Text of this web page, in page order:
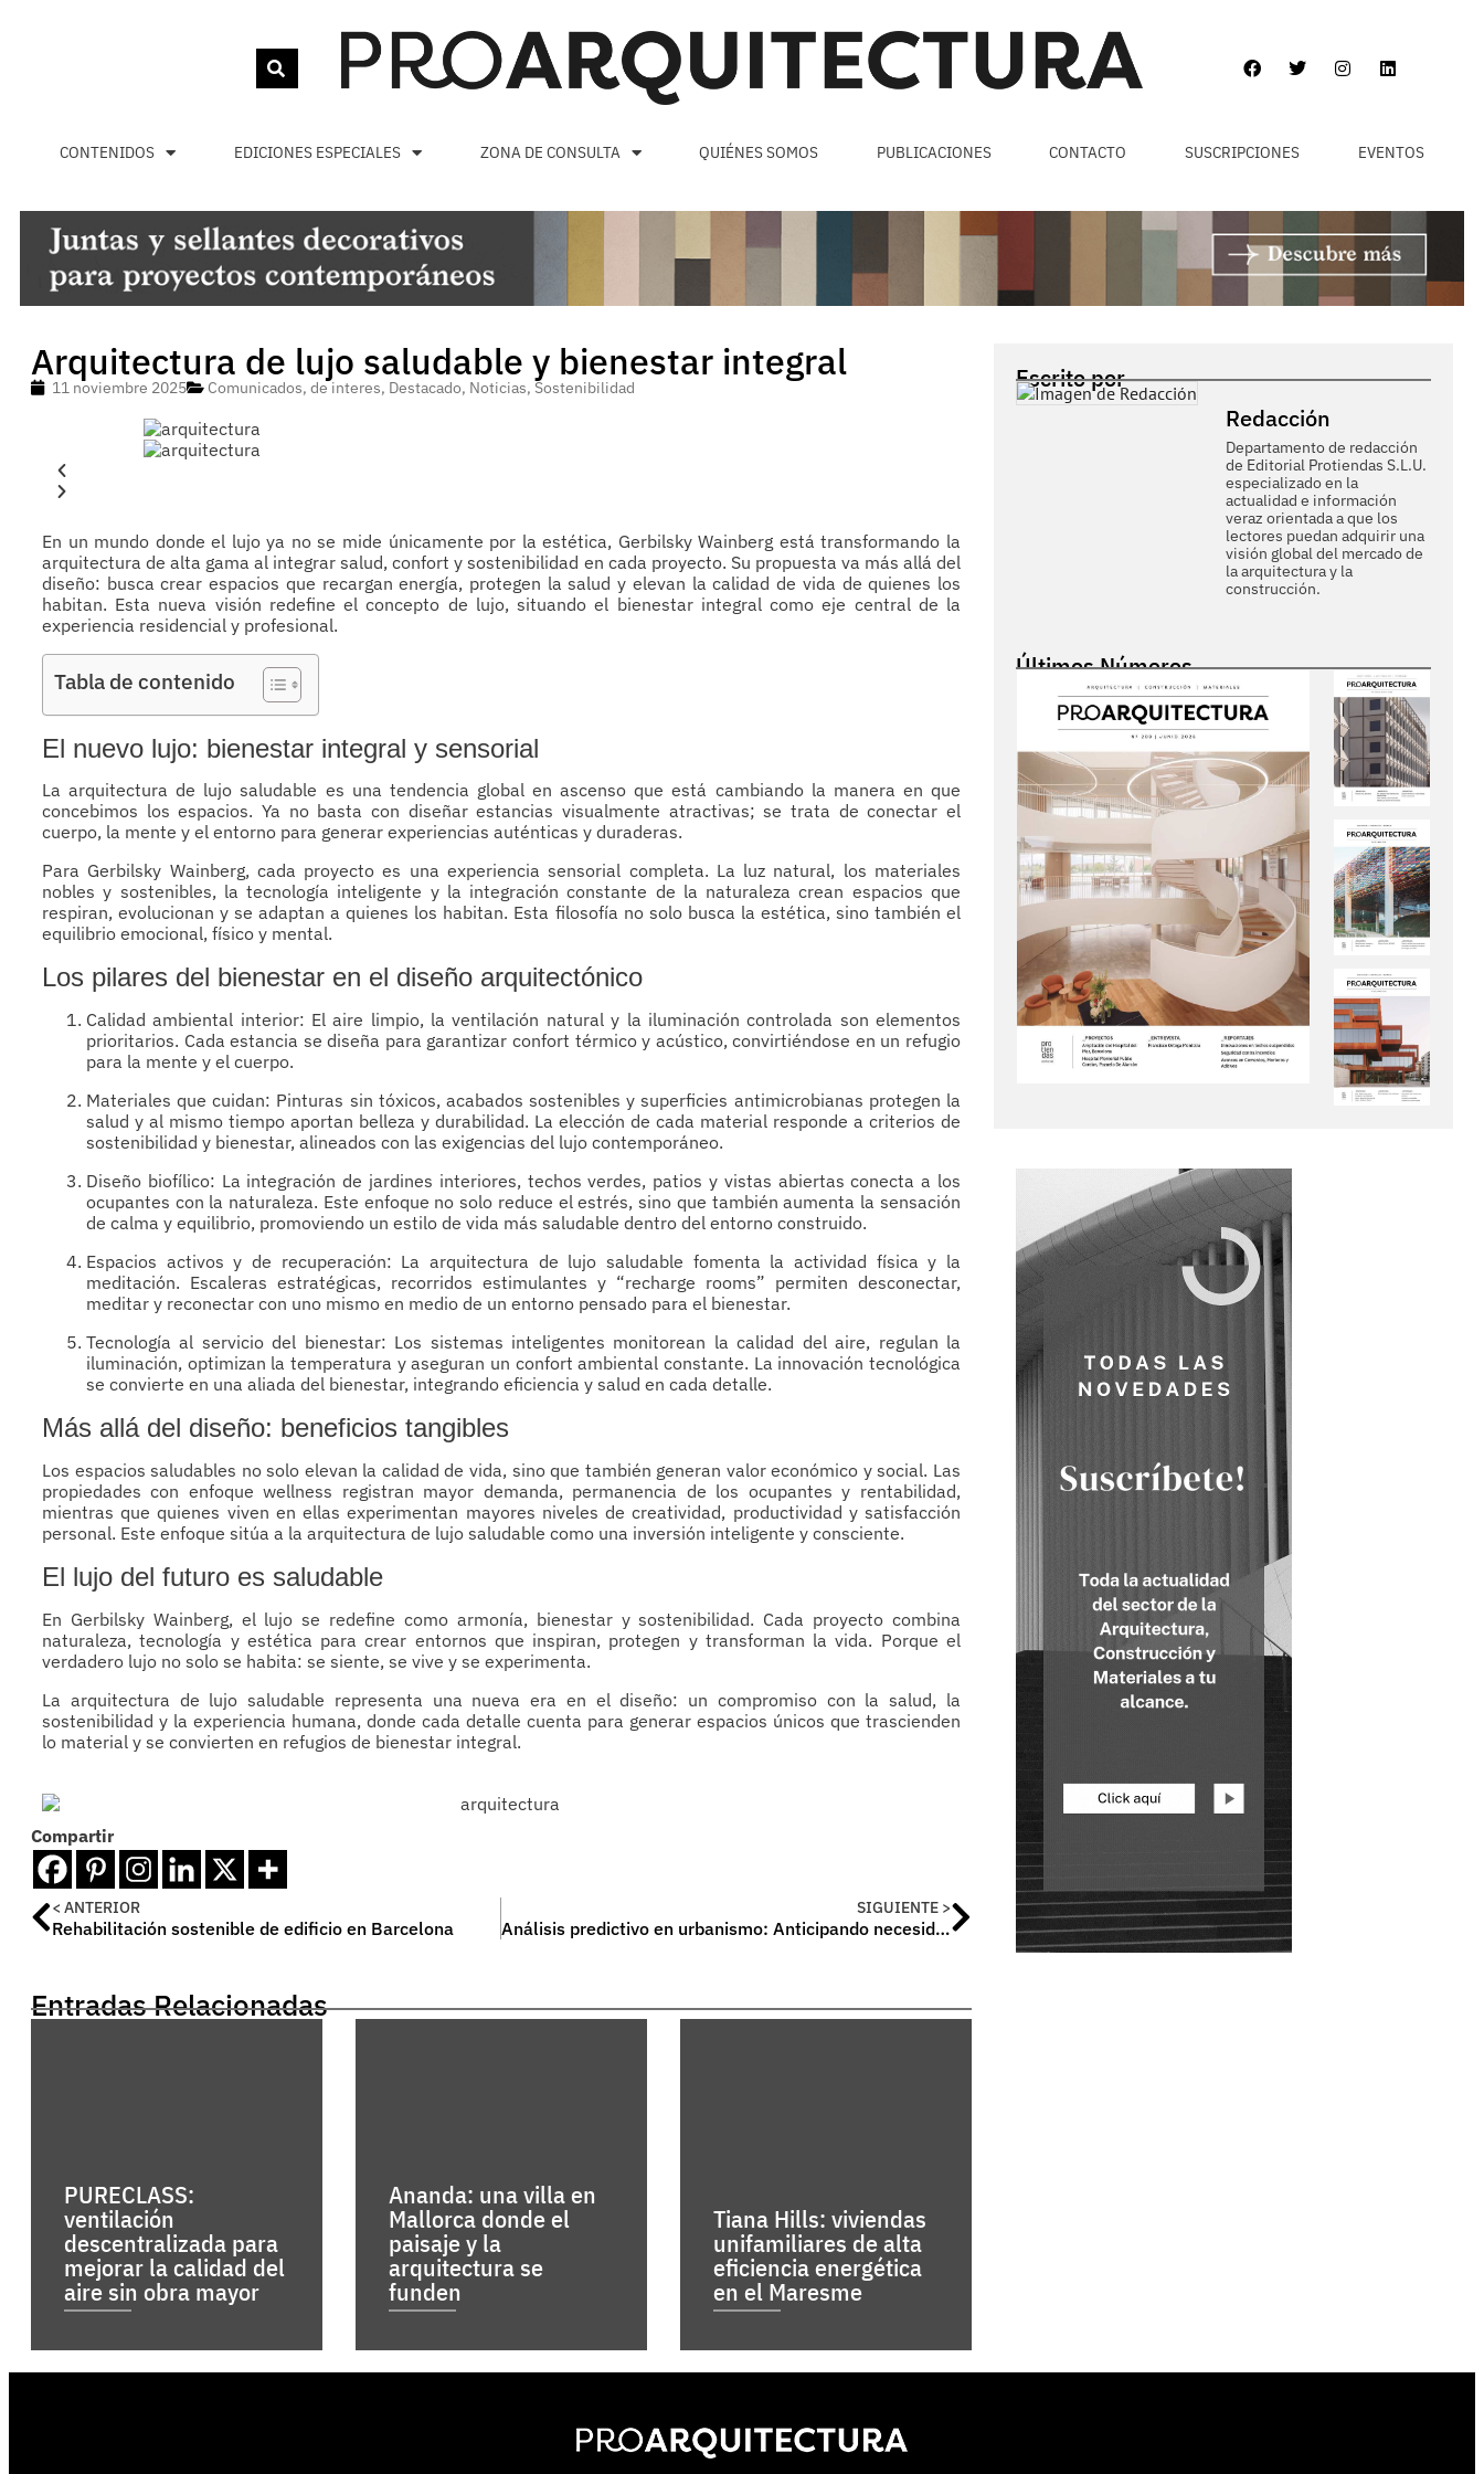
CONTENIDOS EDICIONES ESPECIALES ZONA DE CONSULTA QUIÉNES SOMOS PUBLICACIONES CONTACTO SUSCRIPCIONES EVENTOS
Arquitectura de lujo saludable y bienestar integral
11 noviembre 2025 Comunicados, de interes, Destacado, Noticias, Sostenibilidad
En un mundo donde el lujo ya no se mide únicamente por la estética, Gerbilsky Wainberg está transformando la
arquitectura de alta gama al integrar salud, confort y sostenibilidad en cada proyecto. Su propuesta va más allá del
diseño: busca crear espacios que recargan energía, protegen la salud y elevan la calidad de vida de quienes los
habitan. Esta nueva visión redefine el concepto de lujo, situando el bienestar integral como eje central de la
experiencia residencial y profesional.
Tabla de contenido
El nuevo lujo: bienestar integral y sensorial
La arquitectura de lujo saludable es una tendencia global en ascenso que está cambiando la manera en que
concebimos los espacios. Ya no basta con diseñar estancias visualmente atractivas; se trata de conectar el
cuerpo, la mente y el entorno para generar experiencias auténticas y duraderas.
Para Gerbilsky Wainberg, cada proyecto es una experiencia sensorial completa. La luz natural, los materiales
nobles y sostenibles, la tecnología inteligente y la integración constante de la naturaleza crean espacios que
respiran, evolucionan y se adaptan a quienes los habitan. Esta filosofía no solo busca la estética, sino también el
equilibrio emocional, físico y mental.
Los pilares del bienestar en el diseño arquitectónico
Calidad ambiental interior: El aire limpio, la ventilación natural y la iluminación controlada son elementos
prioritarios. Cada estancia se diseña para garantizar confort térmico y acústico, convirtiéndose en un refugio
para la mente y el cuerpo.
Materiales que cuidan: Pinturas sin tóxicos, acabados sostenibles y superficies antimicrobianas protegen la
salud y al mismo tiempo aportan belleza y durabilidad. La elección de cada material responde a criterios de
sostenibilidad y bienestar, alineados con las exigencias del lujo contemporáneo.
Diseño biofílico: La integración de jardines interiores, techos verdes, patios y vistas abiertas conecta a los
ocupantes con la naturaleza. Este enfoque no solo reduce el estrés, sino que también aumenta la sensación
de calma y equilibrio, promoviendo un estilo de vida más saludable dentro del entorno construido.
Espacios activos y de recuperación: La arquitectura de lujo saludable fomenta la actividad física y la
meditación. Escaleras estratégicas, recorridos estimulantes y “recharge rooms” permiten desconectar,
meditar y reconectar con uno mismo en medio de un entorno pensado para el bienestar.
Tecnología al servicio del bienestar: Los sistemas inteligentes monitorean la calidad del aire, regulan la
iluminación, optimizan la temperatura y aseguran un confort ambiental constante. La innovación tecnológica
se convierte en una aliada del bienestar, integrando eficiencia y salud en cada detalle.
Más allá del diseño: beneficios tangibles
Los espacios saludables no solo elevan la calidad de vida, sino que también generan valor económico y social. Las
propiedades con enfoque wellness registran mayor demanda, permanencia de los ocupantes y rentabilidad,
mientras que quienes viven en ellas experimentan mayores niveles de creatividad, productividad y satisfacción
personal. Este enfoque sitúa a la arquitectura de lujo saludable como una inversión inteligente y consciente.
El lujo del futuro es saludable
En Gerbilsky Wainberg, el lujo se redefine como armonía, bienestar y sostenibilidad. Cada proyecto combina
naturaleza, tecnología y estética para crear entornos que inspiran, protegen y transforman la vida. Porque el
verdadero lujo no solo se habita: se siente, se vive y se experimenta.
La arquitectura de lujo saludable representa una nueva era en el diseño: un compromiso con la salud, la
sostenibilidad y la experiencia humana, donde cada detalle cuenta para generar espacios únicos que trascienden
lo material y se convierten en refugios de bienestar integral.
Compartir
< ANTERIOR
Rehabilitación sostenible de edificio en Barcelona
SIGUIENTE >
Análisis predictivo en urbanismo: Anticipando necesidades futuras para una planificación proactiva y sostenible
Entradas Relacionadas
PURECLASS:
ventilación
descentralizada para
mejorar la calidad del
aire sin obra mayor
Ananda: una villa en
Mallorca donde el
paisaje y la
arquitectura se
funden
Tiana Hills: viviendas
unifamiliares de alta
eficiencia energética
en el Maresme
Escrito por
Redacción
Departamento de redacción
de Editorial Protiendas S.L.U.
especializado en la
actualidad e información
veraz orientada a que los
lectores puedan adquirir una
visión global del mercado de
la arquitectura y la
construcción.
Últimos Números